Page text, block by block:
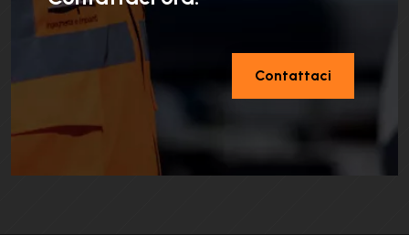
Contattaci